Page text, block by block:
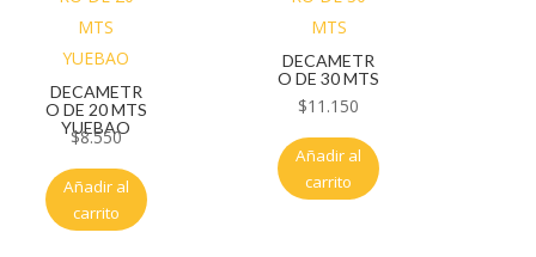
DECAMETR
O DE 20 MTS
YUEBAO
$8.550
Añadir al
carrito
DECAMETR
O DE 30 MTS
$11.150
Añadir al
carrito